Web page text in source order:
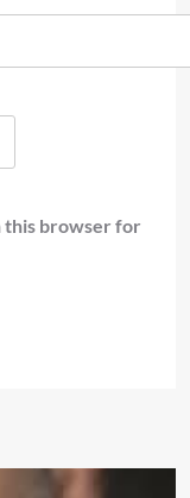
this browser for